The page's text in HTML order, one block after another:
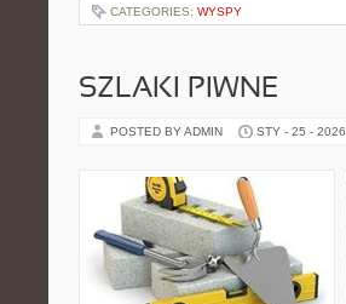
CATEGORIES: WYSPY
SZLAKI PIWNE
POSTED BY ADMIN STY - 25 - 2026